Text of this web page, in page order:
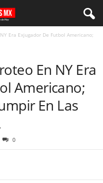
Era Exjugador De Futbol Americano;
En NY Era
Americano;
En Las
0